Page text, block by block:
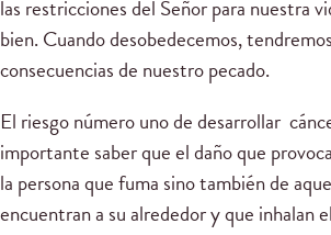
las restricciones del Señor para nuestra
bien. Cuando desobedecemos,
consecuencias de nuestro pecado.
El riesgo número uno de desarrollar
importante saber que el daño que
la persona que fuma sino también de
encuentran a su alrededor y que inhalan